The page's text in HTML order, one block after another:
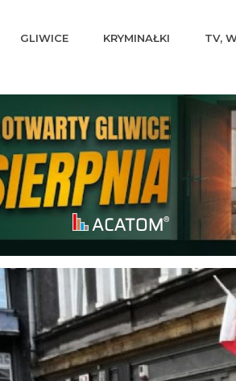
GLIWICE KRYMINAŁKI TV,